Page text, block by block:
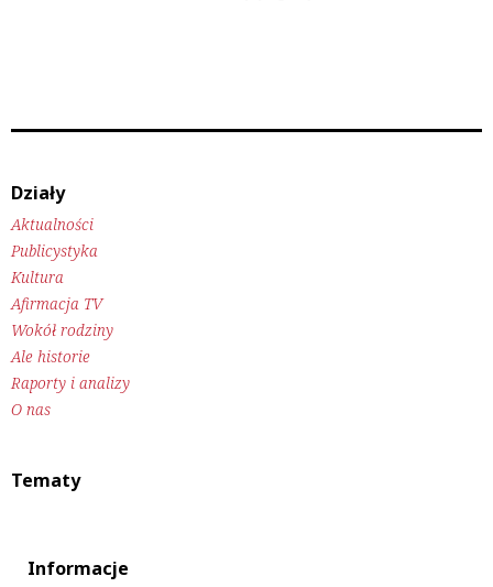
Działy
Aktualności
Publicystyka
Kultura
Afirmacja TV
Wokół rodziny
Ale historie
Raporty i analizy
O nas
Tematy
Informacje